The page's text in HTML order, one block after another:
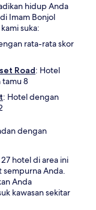
hidup Anda
Imam Bonjol
suka:
rata-rata skor
Road: Hotel
tamu 8
: Hotel dengan
dengan
hotel di area ini
Anda.
Anda
kawasan sekitar